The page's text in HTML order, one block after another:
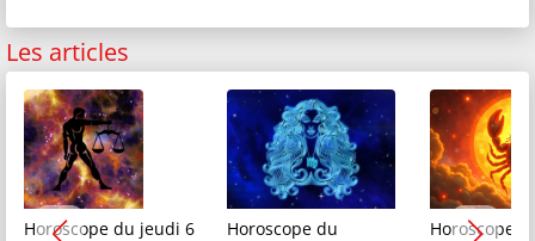
Les articles
Horoscope du jeudi 6
Horoscope du
Horoscope